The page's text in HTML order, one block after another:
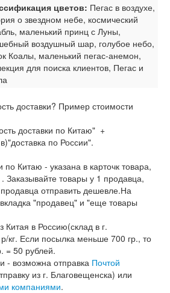
цветов: Пегас в воздухе,
о звездном небе, космический
маленький принц с Луны,
воздушный шар, голубое небо,
Коалы, маленький пегас-анемон,
для поиска клиентов, Пегас и
доставки? Пример стоимости
доставки по Китаю" +
по России".
по Китаю - указана в карточк товара,
товары у 1 продавца,
отправить дешевле.На
"продавец" и "еще товары
Китая в Россию(склад в г.
кг. Если посылка меньше 700 гр., то
= 50 рублей.
- возможна отправка Почтой
из г. Благовещенска) или
компаниями.